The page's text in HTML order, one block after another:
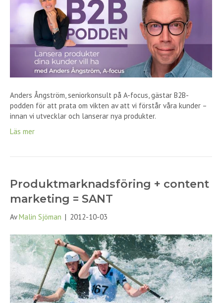
Anders Ångström, seniorkonsult på A-focus, gästar B2B-
podden för att prata om vikten av att vi förstår våra kunder –
innan vi utvecklar och lanserar nya produkter.
Läs mer
Produktmarknadsföring + content
marketing = SANT
AvMalin Sjöman | 2012-10-03